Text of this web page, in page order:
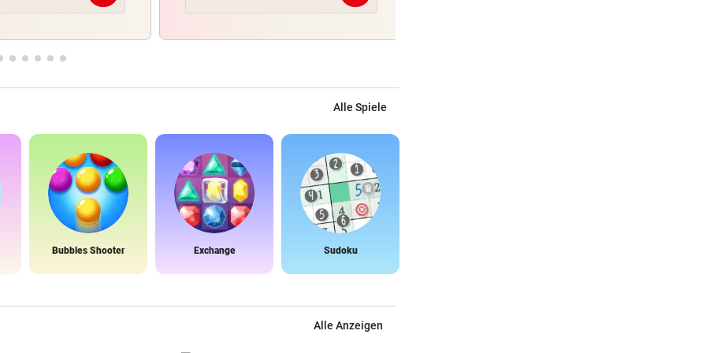
Alle Spiele
Bubbles Shooter Exchange Sudoku
Alle Anzeigen